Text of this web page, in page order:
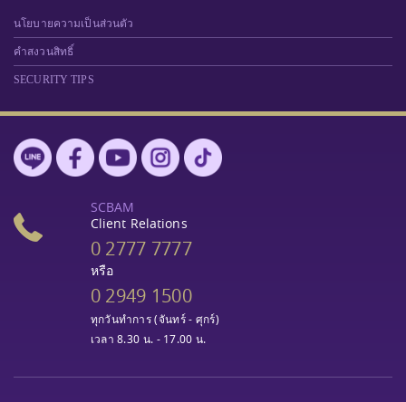
นโยบายความเป็นส่วนตัว
คำสงวนสิทธิ์
SECURITY TIPS
SCBAM
Client Relations
0 2777 7777
หรือ
0 2949 1500
ทุกวันทำการ (จันทร์ - ศุกร์)
เวลา 8.30 น. - 17.00 น.